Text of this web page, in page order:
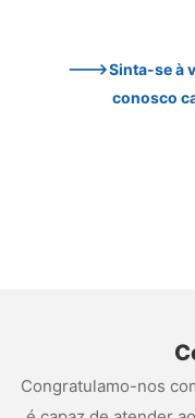
--->Sinta-se à
conosco
Congratulamo-nos